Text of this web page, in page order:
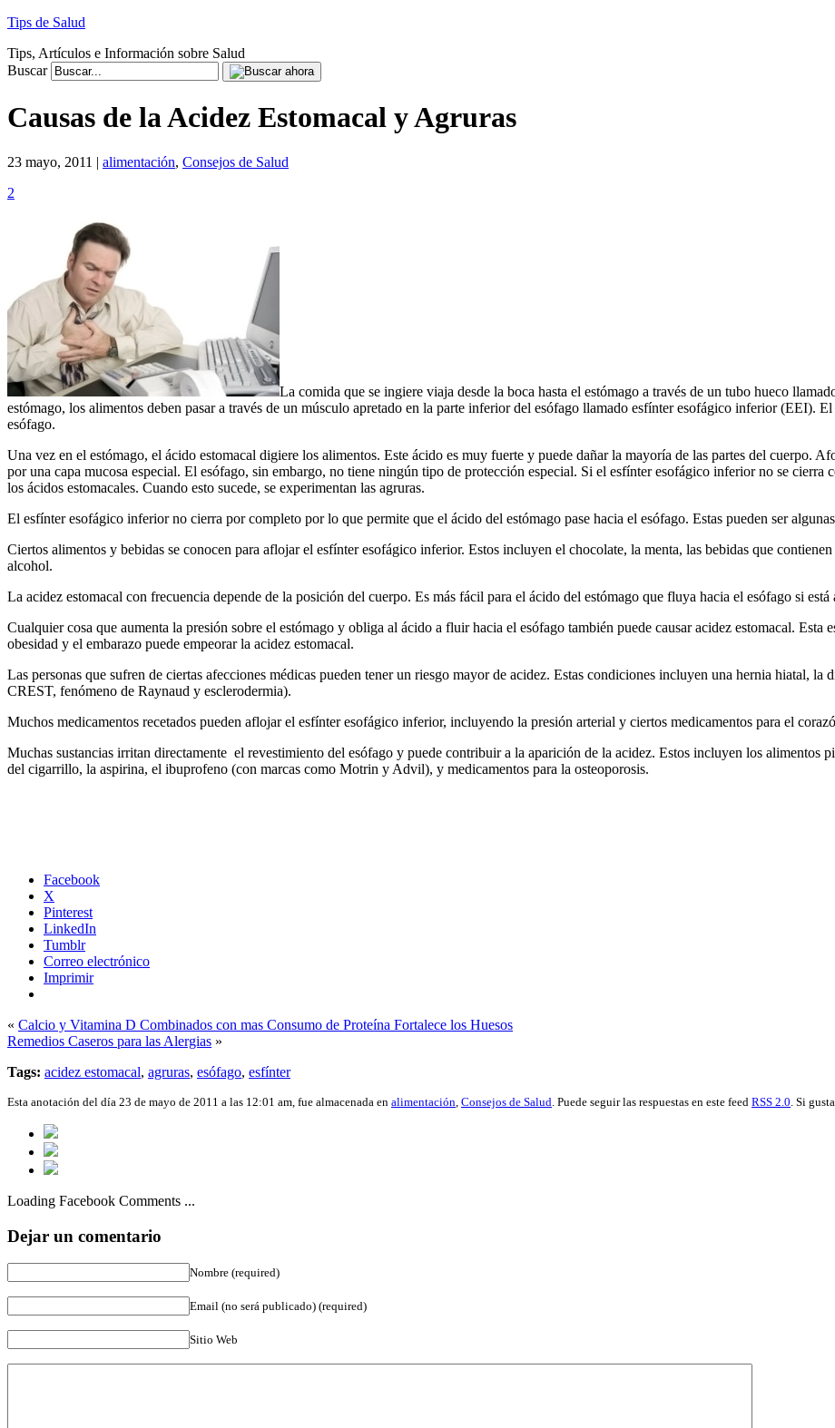
Tips de Salud
Tips, Artículos e Información sobre Salud
Buscar
Causas de la Acidez Estomacal y Agruras
23 mayo, 2011 | alimentación, Consejos de Salud
2
La comida que se ingiere viaja desde la boca hasta el estómago a través de un tubo hueco
estómago, los alimentos deben pasar a través de un músculo apretado en la parte inferior del esófago llamado esfínter esofágico inferior (EEI).
esófago.
Una vez en el estómago, el ácido estomacal digiere los alimentos. Este ácido es muy fuerte y puede dañar la mayoría de las partes del cuerpo.
por una capa mucosa especial. El esófago, sin embargo, no tiene ningún tipo de protección especial. Si el esfínter esofágico inferior no se cierra
los ácidos estomacales. Cuando esto sucede, se experimentan las agruras.
El esfínter esofágico inferior no cierra por completo por lo que permite que el ácido del estómago pase hacia el esófago. Estas pueden ser
Ciertos alimentos y bebidas se conocen para aflojar el esfínter esofágico inferior. Estos incluyen el chocolate, la menta, las bebidas que
alcohol.
La acidez estomacal con frecuencia depende de la posición del cuerpo. Es más fácil para el ácido del estómago que fluya hacia el esófago si está
Cualquier cosa que aumenta la presión sobre el estómago y obliga al ácido a fluir hacia el esófago también puede causar acidez estomacal. Esta
obesidad y el embarazo puede empeorar la acidez estomacal.
Las personas que sufren de ciertas afecciones médicas pueden tener un riesgo mayor de acidez. Estas condiciones incluyen una hernia hiatal, la
CREST, fenómeno de Raynaud y esclerodermia).
Muchos medicamentos recetados pueden aflojar el esfínter esofágico inferior, incluyendo la presión arterial y ciertos medicamentos para el
Muchas sustancias irritan directamente el revestimiento del esófago y puede contribuir a la aparición de la acidez. Estos incluyen los alimentos
del cigarrillo, la aspirina, el ibuprofeno (con marcas como Motrin y Advil), y medicamentos para la osteoporosis.
Facebook
X
Pinterest
LinkedIn
Tumblr
Correo electrónico
Imprimir
« Calcio y Vitamina D Combinados con mas Consumo de Proteína Fortalece los Huesos
Remedios Caseros para las Alergias »
Tags: acidez estomacal, agruras, esófago, esfínter
Esta anotación del día 23 de mayo de 2011 a las 12:01 am, fue almacenada en alimentación Consejos de Salud . Puede seguir las respuestas en este feed RSS 2.0 . Si
Loading Facebook Comments ...
Dejar un comentario
Nombre (required)
Email (no será publicado) (required)
Sitio Web